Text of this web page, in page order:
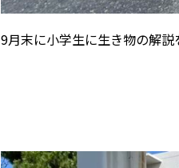
9月末に小学生に生き物の解